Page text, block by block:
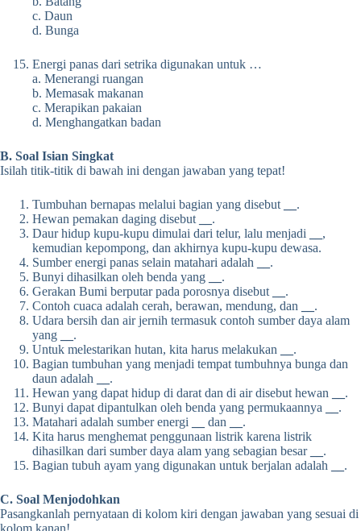
c. Daun
d. Bunga
Energi panas dari setrika digunakan untuk …
a. Menerangi ruangan
b. Memasak makanan
c. Merapikan pakaian
d. Menghangatkan badan
B. Soal Isian Singkat
Isilah titik-titik di bawah ini dengan jawaban yang tepat!
Tumbuhan bernapas melalui bagian yang disebut
.
Hewan pemakan daging disebut
.
Daur hidup kupu-kupu dimulai dari telur, lalu menjadi
,
kemudian kepompong, dan akhirnya kupu-kupu dewasa.
Sumber energi panas selain matahari adalah
.
Bunyi dihasilkan oleh benda yang
.
Gerakan Bumi berputar pada porosnya disebut
.
Contoh cuaca adalah cerah, berawan, mendung, dan
.
Udara bersih dan air jernih termasuk contoh sumber daya alam
yang
.
Untuk melestarikan hutan, kita harus melakukan
.
Bagian tumbuhan yang menjadi tempat tumbuhnya bunga dan
daun adalah
.
Hewan yang dapat hidup di darat dan di air disebut hewan
.
Bunyi dapat dipantulkan oleh benda yang permukaannya
.
Matahari adalah sumber energi
dan
.
Kita harus menghemat penggunaan listrik karena listrik
dihasilkan dari sumber daya alam yang sebagian besar
.
Bagian tubuh ayam yang digunakan untuk berjalan adalah
.
C. Soal Menjodohkan
Pasangkanlah pernyataan di kolom kiri dengan jawaban yang sesuai di